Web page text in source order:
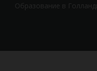
Образование в